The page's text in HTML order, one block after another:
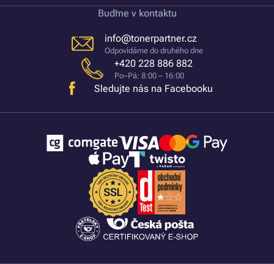
Buďme v kontaktu
info@tonerpartner.cz
Odpovídáme do druhého dne
+420 228 886 882
Po–Pá: 8:00 – 16:00
Sledujte nás na Facebooku